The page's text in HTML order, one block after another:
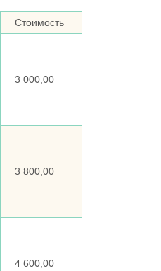
Стоимость
3 000,00
3 800,00
4 600,00